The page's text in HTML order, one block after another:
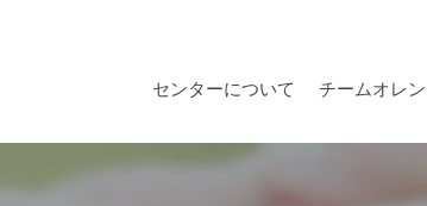
センターについて チームオレ